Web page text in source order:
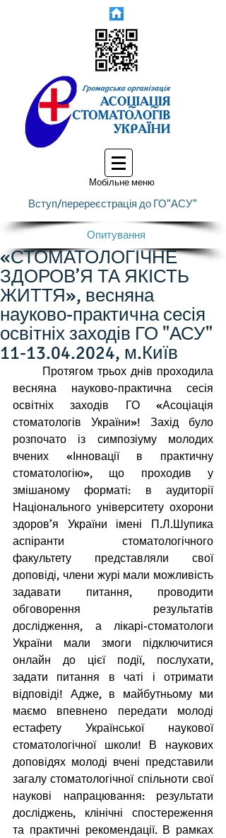
Мобільне меню
Вступ/перереєстрація до ГО"АСУ"
Опитування
«СТОМАТОЛОГІЧНЕ
ЗДОРОВ’Я ТА ЯКІСТЬ
ЖИТТЯ», весняна
науково-практична сесія
освітніх заходів ГО "АСУ"
11-13.04.2024, м.Київ
Протягом трьох днів проходила
весняна науково-практична сесія
освітніх заходів ГО «Асоціація
стоматологів України»! Захід було
розпочато із симпозіуму молодих
вчених «Інновації в практичну
стоматологію», що проходив у
змішаному форматі: в аудиторії
Національного університету охорони
здоров’я України імені П.Л.Шупика
аспіранти стоматологічного
факультету представляли свої
доповіді, члени журі мали можливість
задавати питання, проводити
обговорення результатів
дослідження, а лікарі-стоматологи
України мали змоги підключитися
онлайн до цієї події, послухати,
задати питання в чаті і отримати
відповіді! Адже, в майбутньому ми
маємо впевнено передати молоді
естафету Української наукової
стоматологічної школи! В наукових
доповідях молоді вчені представили
загалу стоматологічної спільноти свої
наукові напрацювання: результати
досліджень, клінічні спостереження
та практичні рекомендації. В рамках